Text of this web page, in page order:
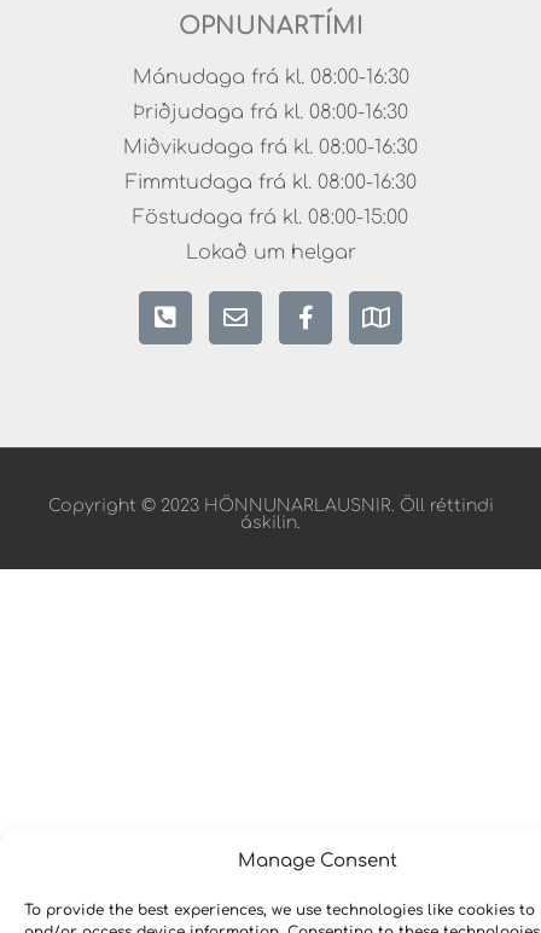
Manage Consent
To provide the best experiences, we use technologies like cookies to
OPNUNARTÍMI
Mánudaga frá kl. 08:00-16:30
Þriðjudaga frá kl. 08:00-16:30
Miðvikudaga frá kl. 08:00-16:30
Fimmtudaga frá kl. 08:00-16:30
Föstudaga frá kl. 08:00-15:00
Lokað um helgar
Copyright © 2023 HÖNNUNARLAUSNIR. Öll réttindi
áskilin.